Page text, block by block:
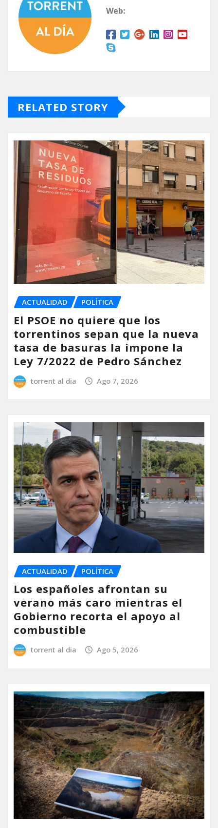
Web:
RELATED STORY
ACTUALIDAD POLÍTICA
El PSOE no quiere que los
torrentinos sepan que la nueva
tasa de basuras la impone la
Ley 7/2022 de Pedro Sánchez
torrent al dia Ago 7, 2026
ACTUALIDAD POLÍTICA
Los españoles afrontan su
verano más caro mientras el
Gobierno recorta el apoyo al
combustible
torrent al dia Ago 5, 2026